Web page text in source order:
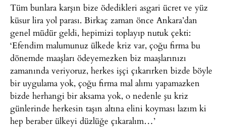
Tüm bunlara karşın bize ödedikleri asgari ücret ve yüz
küsur lira yol parası. Birkaç zaman önce Ankara’dan
genel müdür geldi, hepimizi toplayıp nutuk çekti:
‘Efendim malumunuz ülkede kriz var, çoğu firma bu
dönemde maaşları ödeyemezken biz maaşlarınızı
zamanında veriyoruz, herkes işçi çıkarırken bizde böyle
bir uygulama yok, çoğu firma mal alımı yapamazken
bizde herhangi bir aksama yok, o nedenle şu kriz
günlerinde herkesin taşın altına elini koyması lazım ki
hep beraber ülkeyi düzlüğe çıkaralım…’